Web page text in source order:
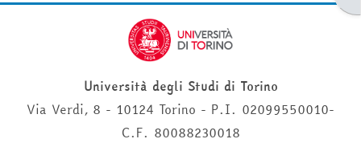
Università degli Studi di Torino
Via Verdi, 8 - 10124 Torino - P.I. 02099550010-
C.F. 80088230018